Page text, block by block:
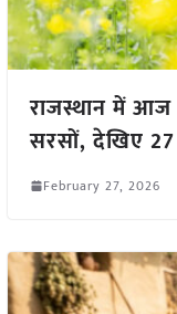
राजस्थान में आज
सरसों, देखिए
February 27, 2026